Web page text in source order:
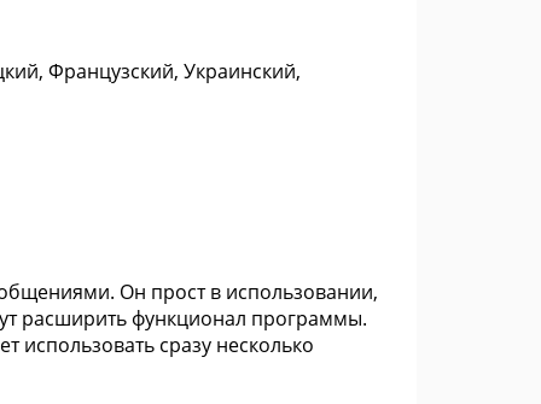
Французский, Украинский,
Он прост в использовании,
расширить функционал программы.
использовать сразу несколько